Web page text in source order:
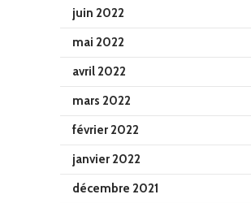
juin 2022
mai 2022
avril 2022
mars 2022
février 2022
janvier 2022
décembre 2021